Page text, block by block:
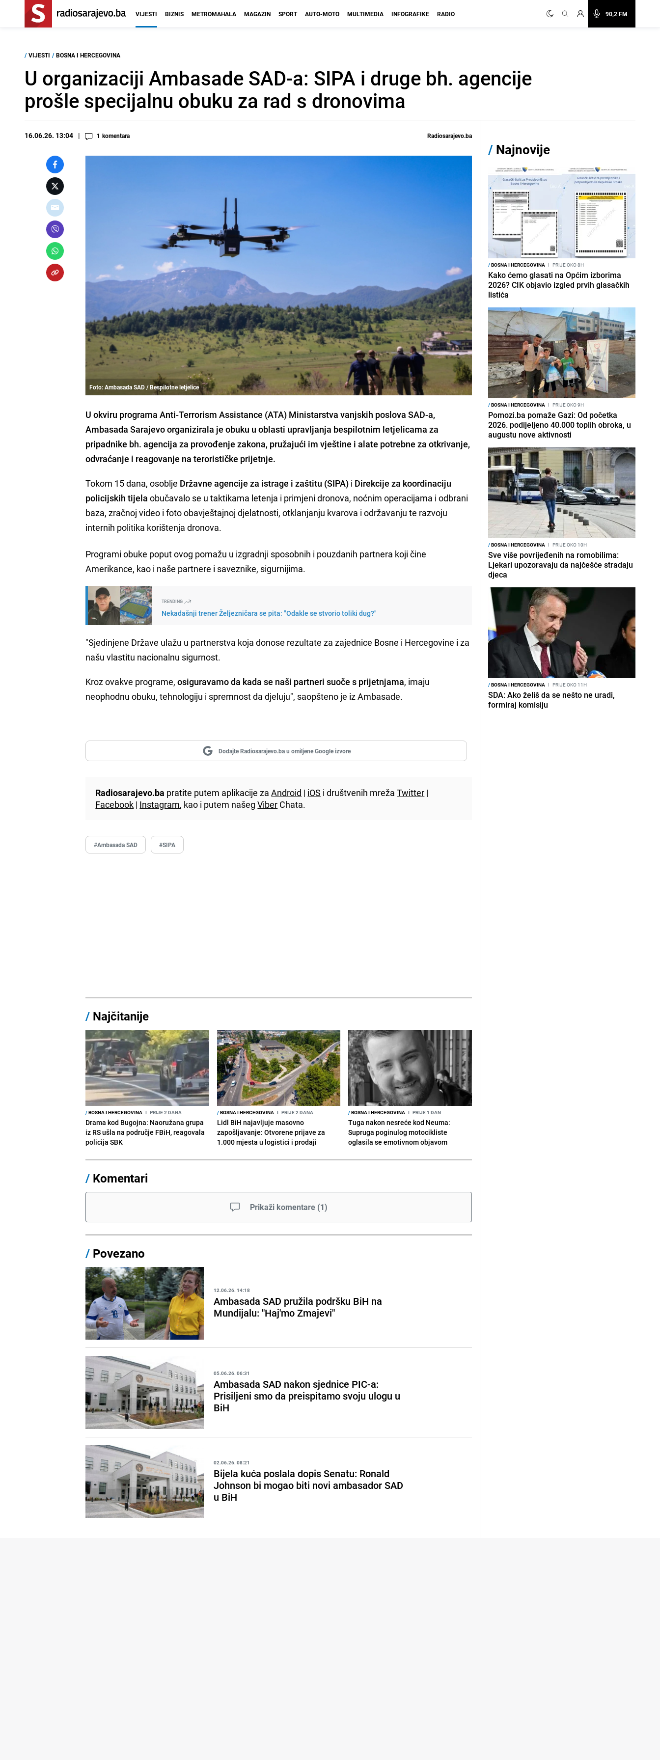
90,2 FM
VIJESTI BIZNIS METROMAHALA MAGAZIN SPORT AUTO-MOTO MULTIMEDIA INFOGRAFIKE RADIO
/ VIJESTI / BOSNA I HERCEGOVINA
U organizaciji Ambasade SAD-a: SIPA i druge bh. agencije
prošle specijalnu obuku za rad s dronovima
16.06.26. 13:04 1 komentara Radiosarajevo.ba
Foto: Ambasada SAD / Bespilotne letjelice
U okviru programa Anti-Terrorism Assistance (ATA) Ministarstva vanjskih poslova SAD-a,
Ambasada Sarajevo organizirala je obuku u oblasti upravljanja bespilotnim letjelicama za
pripadnike bh. agencija za provođenje zakona, pružajući im vještine i alate potrebne za otkrivanje,
odvraćanje i reagovanje na terorističke prijetnje.
Tokom 15 dana, osoblje Državne agencije za istrage i zaštitu (SIPA) i Direkcije za koordinaciju
policijskih tijela obučavalo se u taktikama letenja i primjeni dronova, noćnim operacijama i odbrani
baza, zračnoj video i foto obavještajnoj djelatnosti, otklanjanju kvarova i održavanju te razvoju
internih politika korištenja dronova.
Programi obuke poput ovog pomažu u izgradnji sposobnih i pouzdanih partnera koji čine
Amerikance, kao i naše partnere i saveznike, sigurnijima.
TRENDING
Nekadašnji trener Željezničara se pita: "Odakle se stvorio toliki dug?"
"Sjedinjene Države ulažu u partnerstva koja donose rezultate za zajednice Bosne i Hercegovine i za
našu vlastitu nacionalnu sigurnost.
Kroz ovakve programe,osiguravamo da kada se naši partneri suoče s prijetnjama, imaju
neophodnu obuku, tehnologiju i spremnost da djeluju", saopšteno je iz Ambasade.
Dodajte Radiosarajevo.ba u omiljene Google izvore
Radiosarajevo.ba pratite putem aplikacije zaAndroid | iOS i društvenih mrežaTwitter |
Facebook | Instagram, kao i putem našegViber Chata.
#Ambasada SAD #SIPA
/ Najčitanije
/BOSNA I HERCEGOVINA I PRIJE 2 DANA
Drama kod Bugojna: Naoružana grupa
iz RS ušla na područje FBiH, reagovala
policija SBK
/BOSNA I HERCEGOVINA I PRIJE 2 DANA
Lidl BiH najavljuje masovno
zapošljavanje: Otvorene prijave za
1.000 mjesta u logistici i prodaji
/BOSNA I HERCEGOVINA I PRIJE 1 DAN
Tuga nakon nesreće kod Neuma:
Supruga poginulog motocikliste
oglasila se emotivnom objavom
/ Komentari
Prikaži komentare (1)
/ Povezano
12.06.26. 14:18
Ambasada SAD pružila podršku BiH na
Mundijalu: "Haj'mo Zmajevi"
05.06.26. 06:31
Ambasada SAD nakon sjednice PIC-a:
Prisiljeni smo da preispitamo svoju ulogu u
BiH
02.06.26. 08:21
Bijela kuća poslala dopis Senatu: Ronald
Johnson bi mogao biti novi ambasador SAD
u BiH
/ Najnovije
/BOSNA I HERCEGOVINA I PRIJE OKO 8H
Kako ćemo glasati na Općim izborima
2026? CIK objavio izgled prvih glasačkih
listića
/BOSNA I HERCEGOVINA I PRIJE OKO 9H
Pomozi.ba pomaže Gazi: Od početka
2026. podijeljeno 40.000 toplih obroka, u
augustu nove aktivnosti
/BOSNA I HERCEGOVINA I PRIJE OKO 10H
Sve više povrijeđenih na romobilima:
Ljekari upozoravaju da najčešće stradaju
djeca
/BOSNA I HERCEGOVINA I PRIJE OKO 11H
SDA: Ako želiš da se nešto ne uradi,
formiraj komisiju